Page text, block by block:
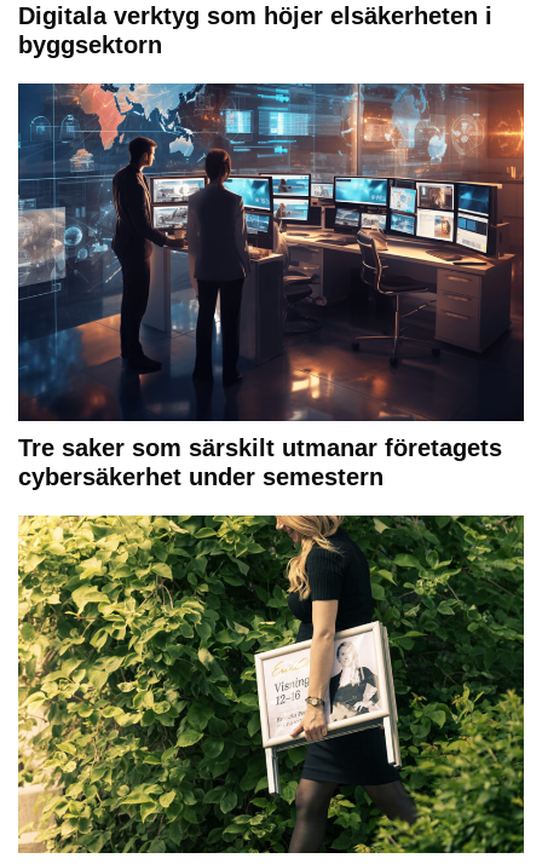
Digitala verktyg som höjer elsäkerheten i
byggsektorn
Tre saker som särskilt utmanar företagets
cybersäkerhet under semestern